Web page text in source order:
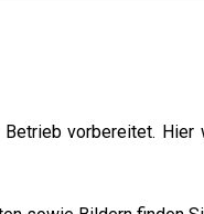
vorbereitet.